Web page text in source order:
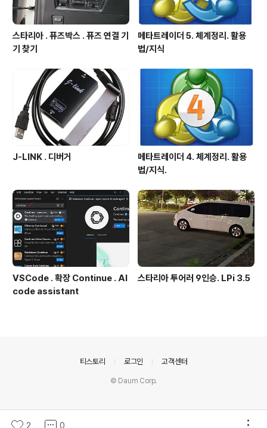
스타리아 . 퓨즈박스 . 퓨즈 연결 기
기 찾기
메타트레이더 5. 체계정리. 활용
법/지식
J-LINK . 디버거
메타트레이더 4. 체계정리. 활용
법/지식.
VSCode . 확장 Continue . AI
code assistant
스타리아 투어러 9인승. LPi 3.5
2 0
티스토리 로그인 고객센터
© Daum Corp.